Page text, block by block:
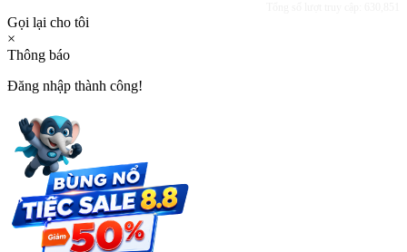
Gọi lại cho tôi
×
Thông báo
Đăng nhập thành công!